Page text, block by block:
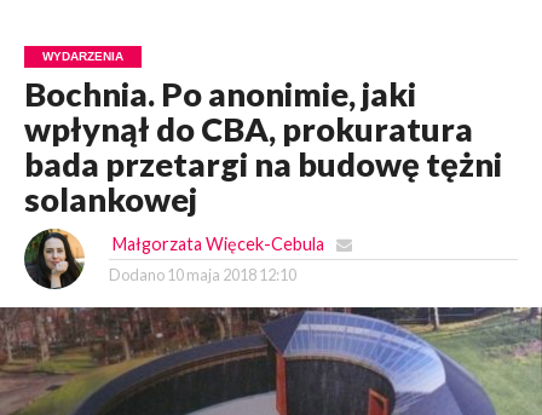
WYDARZENIA
Bochnia. Po anonimie, jaki
wpłynął do CBA, prokuratura
bada przetargi na budowę tężni
solankowej
Małgorzata Więcek-Cebula
Dodano 10 maja 2018 12:10